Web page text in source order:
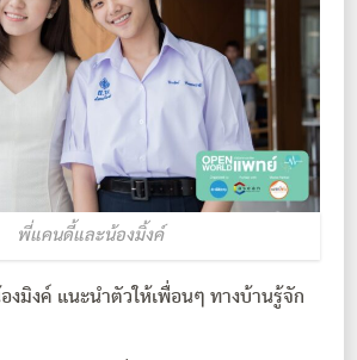
พี่แคนดี้และน้องมิ้งค์
งมิงค์ แนะนำตัวให้เพื่อนๆ ทางบ้านรู้จัก